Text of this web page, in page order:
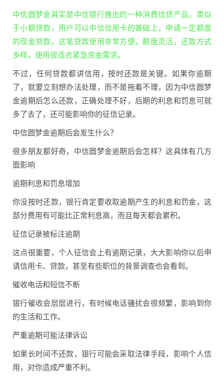
中信圆梦金其实是中信银行推出的一种消费信贷产品，类似
于小额贷款，用户可以中信信用卡的基础上，申请一定额度
的现金贷款。这笔贷款使用非常方便，额度灵活，还款方式
多样，使用很适合紧急资金需求。
不过，任何贷款都讲信用，按时还款是关键。如果你逾期
了，就要立刻想办法处理，而不是拖着不理，因为中信圆梦
金逾期后怎么还款，正确处理不好，后期的利息和罚息可就
多了去了，还可能影响你的征信记录。
中信圆梦金逾期后会发生什么？
很多朋友都好奇，中信圆梦金逾期后会怎样？这具体有几方
面影响
逾期利息和罚息增加
你没按时还款，银行肯定要收取逾期产生的利息和罚金，这
部分费用有可能比正常利息高，而且每天都会累积。
征信记录被标注逾期
这点很重要，个人征信会上有逾期记录，大大影响你以后申
请信用卡、贷款，甚至有些职位的背景调查也会看到。
催收电话和短信不断
银行催收会层层进行，有时候电话骚扰会很频繁，影响到你
的生活和工作。
严重逾期可能法律诉讼
如果长时间不还款，银行可能会采取法律手段，影响个人信
用，对你造成严重不利。